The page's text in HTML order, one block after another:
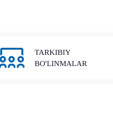
TARKIBIY
BO'LINMALAR